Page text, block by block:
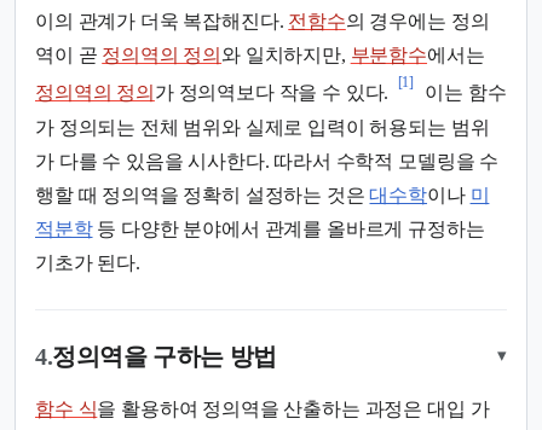
이의 관계가 더욱 복잡해진다. 전함수의 경우에는 정의
역이 곧 정의역의 정의 와 일치하지만, 부분함수에서는
정의역의 정의 가 정의역보다 작을 수 있다.
[1]
이는 함수
가 정의되는 전체 범위와 실제로 입력이 허용되는 범위
가 다를 수 있음을 시사한다. 따라서 수학적 모델링을 수
행할 때 정의역을 정확히 설정하는 것은대수학이나 미
적분학등 다양한 분야에서 관계를 올바르게 규정하는
기초가 된다.
4.정의역을 구하는 방법 ▾
함수 식을 활용하여 정의역을 산출하는 과정은 대입 가